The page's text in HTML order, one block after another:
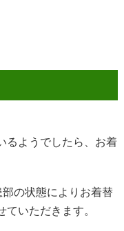
るようでしたら、お着
の状態によりお着替
いただきます。